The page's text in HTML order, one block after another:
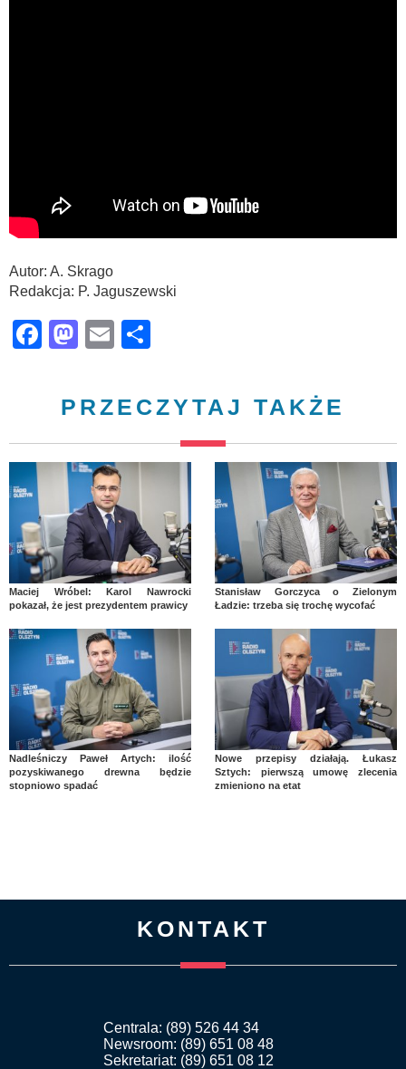
Autor: A. Skrago
Redakcja: P. Jaguszewski
Facebook
Mastodon
Email
PRZECZYTAJ TAKŻE
Maciej Wróbel: Karol Nawrocki
pokazał, że jest prezydentem prawicy
Stanisław Gorczyca o Zielonym
Ładzie: trzeba się trochę wycofać
Nadleśniczy Paweł Artych: ilość
pozyskiwanego drewna będzie
stopniowo spadać
Nowe przepisy działają. Łukasz
Sztych: pierwszą umowę zlecenia
zmieniono na etat
KONTAKT
Centrala: (89) 526 44 34
Newsroom: (89) 651 08 48
Sekretariat: (89) 651 08 12